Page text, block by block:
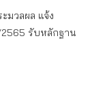
มวลผล แจ้ง
รับหลักฐาน